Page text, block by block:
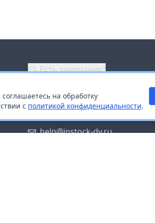
на обработку
с политикой конфиденциальности.
Есть замечания?
Заказать звонок
help@instock-dv.ru